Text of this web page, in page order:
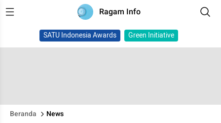
Ragam Info
SATU Indonesia Awards Green Initiative
Beranda News